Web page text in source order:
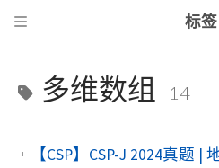
标签
多维数组 14